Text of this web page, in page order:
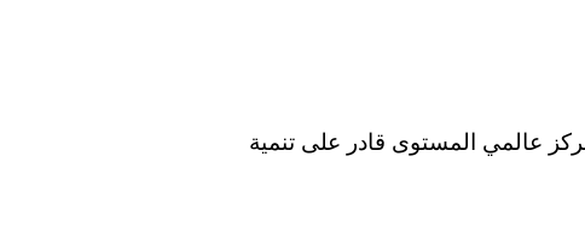
عالمي المستوى قادر على تنمية